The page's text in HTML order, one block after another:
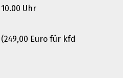
10.00 Uhr
Euro für kfd